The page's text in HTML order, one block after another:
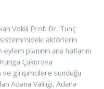
Vekili Prof. Dr. Tunç
aktörlerin
planının ana hatlarını
Çukurova
ve girişimcilere sunduğu
Adana Valiliği, Adana